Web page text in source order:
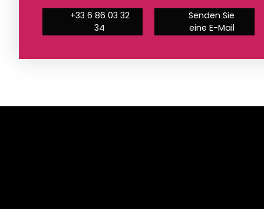
+33 6 86 03 32
34
Senden Sie
eine E-Mail